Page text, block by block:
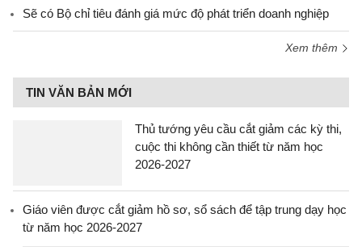
Sẽ có Bộ chỉ tiêu đánh giá mức độ phát triển doanh nghiệp
Xem thêm
TIN VĂN BẢN MỚI
Thủ tướng yêu cầu cắt giảm các kỳ thi,
cuộc thi không cần thiết từ năm học
2026-2027
Giáo viên được cắt giảm hồ sơ, sổ sách để tập trung dạy học
từ năm học 2026-2027